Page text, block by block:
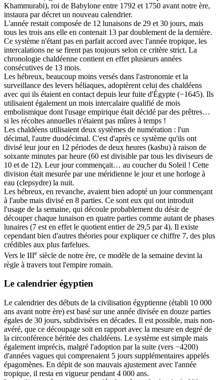
Khammurabi), roi de Babylone entre 1792 et 1750 avant notre ère,
instaura par décret un nouveau calendrier.
L'année restait composée de 12 lunaisons de 29 et 30 jours, mais
tous les trois ans elle en contenait 13 par doublement de la dernière.
Ce système n'étant pas en parfait accord avec l'année tropique, les
intercalations ne se firent pas toujours selon ce critère strict. La
chronologie chaldéenne contient en effet plusieurs années
consécutives de 13 mois.
Les hébreux, beaucoup moins versés dans l'astronomie et la
surveillance des levers héliaques, adoptèrent celui des chaldéens
avec qui ils étaient en contact depuis leur fuite d'Égypte (−1645). Ils
utilisaient également un mois intercalaire qualifié de mois
embolismique dont l'usage empirique était décidé par des prêtres…
si les récoltes annuelles n'étaient pas mûres à temps !
Les chaldéens utilisaient deux systèmes de numération : l'un
décimal, l'autre duodécimal. C'est d'après ce système qu'ils ont
divisé leur jour en 12 périodes de deux heures (kasbu) à raison de
soixante minutes par heure (60 est divisible par tous les diviseurs de
10 et de 12). Leur jour commençait… au coucher du Soleil ! Cette
division était mesurée par une méridienne le jour et une horloge à
eau (clepsydre) la nuit.
Les hébreux, en revanche, avaient bien adopté un jour commençant
à l'aube mais divisé en 8 parties. Ce sont eux qui ont introduit
l'usage de la semaine, qui découle probablement du désir de
découper chaque lunaison en quatre parties comme autant de phases
lunaires (7 est en effet le quotient entier de 29,5 par 4). Il existe
cependant bien d'autres théories pour expliquer ce chiffre 7, des plus
crédibles aux plus farfelues.
Vers le IIIe siècle de notre ère, ce modèle de la semaine devint la
règle à travers tout l'empire romain.
Le calendrier égyptien
Le calendrier des débuts de la civilisation égyptienne (établi 10 000
ans avant notre ère) est basé sur une année divisée en douze parties
égales de 30 jours, subdivisées en décades. Il est possible, mais non-
avéré, que ce découpage soit en rapport avec la mesure en degré de
la circonférence héritée des chaldéens. Le système est simple mais
également imprécis, malgré l'adoption par la suite (vers −4200)
d'années vagues qui comprenaient 5 jours supplémentaires appelés
épagomènes. En dépit de son mauvais ajustement avec l'année
tropique, il resta en vigueur pendant 4 000 ans.